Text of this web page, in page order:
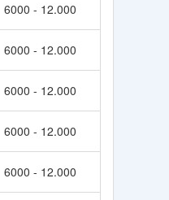
6000 - 12.000
6000 - 12.000
6000 - 12.000
6000 - 12.000
6000 - 12.000